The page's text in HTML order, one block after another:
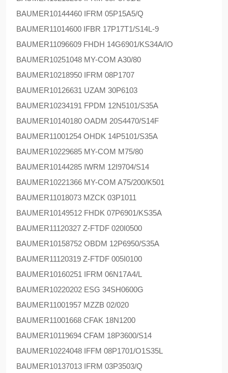
BAUMER10144460 IFRM 05P15A5/Q
BAUMER11014600 IFBR 17P17T1/S14L-9
BAUMER11096609 FHDH 14G6901/KS34A/IO
BAUMER10251048 MY-COM A30/80
BAUMER10218950 IFRM 08P1707
BAUMER10126631 UZAM 30P6103
BAUMER10234191 FPDM 12N5101/S35A
BAUMER10140180 OADM 20S4470/S14F
BAUMER11001254 OHDK 14P5101/S35A
BAUMER10229685 MY-COM M75/80
BAUMER10144285 IWRM 12I9704/S14
BAUMER10221366 MY-COM A75/200/K501
BAUMER11018073 MZCK 03P1011
BAUMER10149512 FHDK 07P6901/KS35A
BAUMER11120327 Z-FTDF 020I0500
BAUMER10158752 OBDM 12P6950/S35A
BAUMER11120319 Z-FTDF 005I0100
BAUMER10160251 IFRM 06N17A4/L
BAUMER10220202 ESG 34SH0600G
BAUMER11001957 MZZB 02/020
BAUMER11001668 CFAK 18N1200
BAUMER10119694 CFAM 18P3600/S14
BAUMER10224048 IFFM 08P1701/O1S35L
BAUMER10137013 IFRM 03P3503/Q